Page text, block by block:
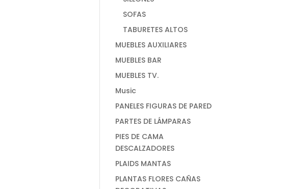
SOFAS
TABURETES ALTOS
MUEBLES AUXILIARES
MUEBLES BAR
MUEBLES TV.
Music
PANELES FIGURAS DE PARED
PARTES DE LÁMPARAS
PIES DE CAMA
DESCALZADORES
PLAIDS MANTAS
PLANTAS FLORES CAÑAS